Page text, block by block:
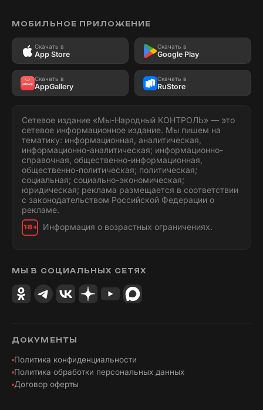
МОБИЛЬНОЕ ПРИЛОЖЕНИЕ
Скачать в
App Store
Скачать в
Google Play
Скачать в
AppGallery
Скачать в
RuStore
Сетевое издание «Мы-Народный КОНТРОЛЬ» — это
сетевое информационное издание. Мы пишем на
тематику: информационная, аналитическая,
информационно-аналитическая; информационно-
справочная, общественно-информационная,
общественно-политическая; политическая;
социальная; социально-экономическая;
юридическая; реклама размещается в соответствии
с законодательством Российской Федерации о
рекламе.
18+ Информация о возрастных ограничениях.
МЫ В СОЦИАЛЬНЫХ СЕТЯХ
ДОКУМЕНТЫ
Политика конфиденциальности
Политика обработки персональных данных
Договор оферты